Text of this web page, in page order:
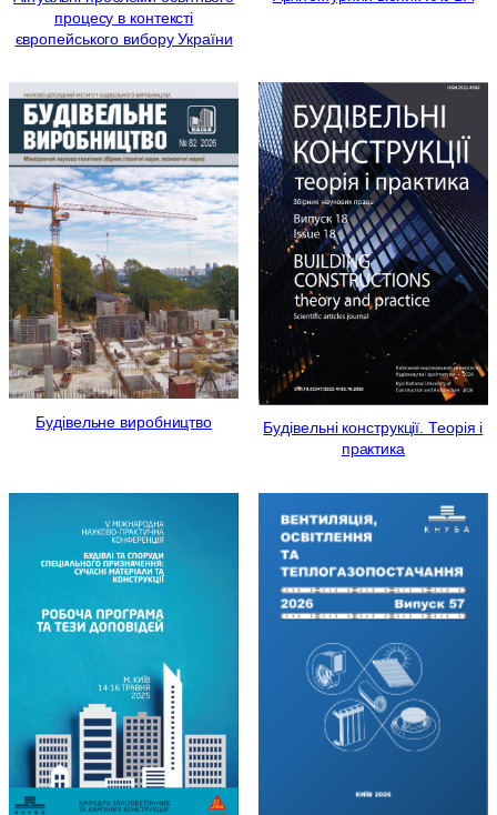
процесу в контексті
європейського вибору України
Будівельне виробництво
Будівельні конструкції. Теорія і
практика